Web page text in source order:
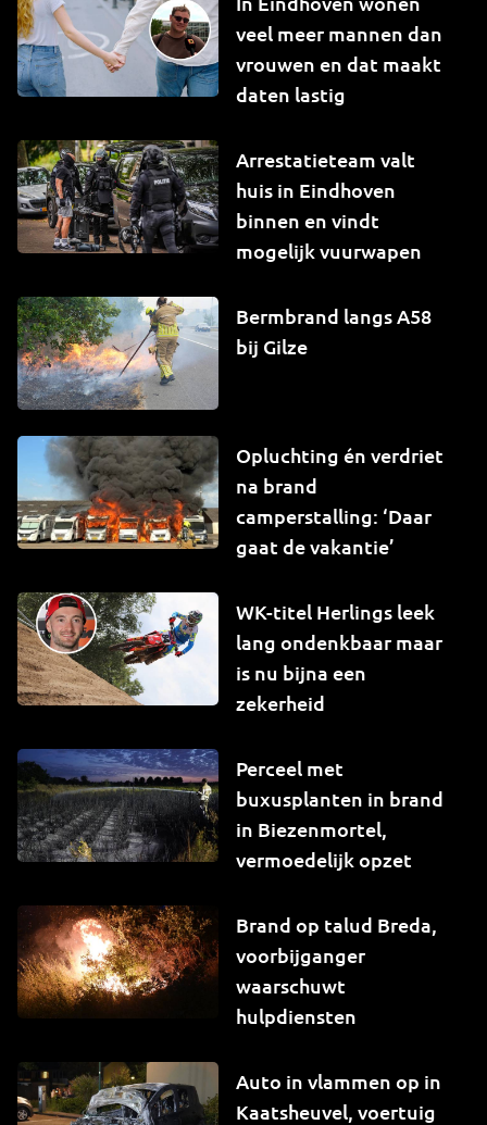
veel meer mannen dan
vrouwen en dat maakt
daten lastig
Arrestatieteam valt
huis in Eindhoven
binnen en vindt
mogelijk vuurwapen
Bermbrand langs A58
bij Gilze
Opluchting én verdriet
na brand
camperstalling: ‘Daar
gaat de vakantie’
WK-titel Herlings leek
lang ondenkbaar maar
is nu bijna een
zekerheid
Perceel met
buxusplanten in brand
in Biezenmortel,
vermoedelijk opzet
Brand op talud Breda,
voorbijganger
waarschuwt
hulpdiensten
Auto in vlammen op in
Kaatsheuvel, voertuig